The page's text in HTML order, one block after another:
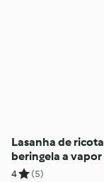
Lasanha de
beringela a vapor
4 (5)